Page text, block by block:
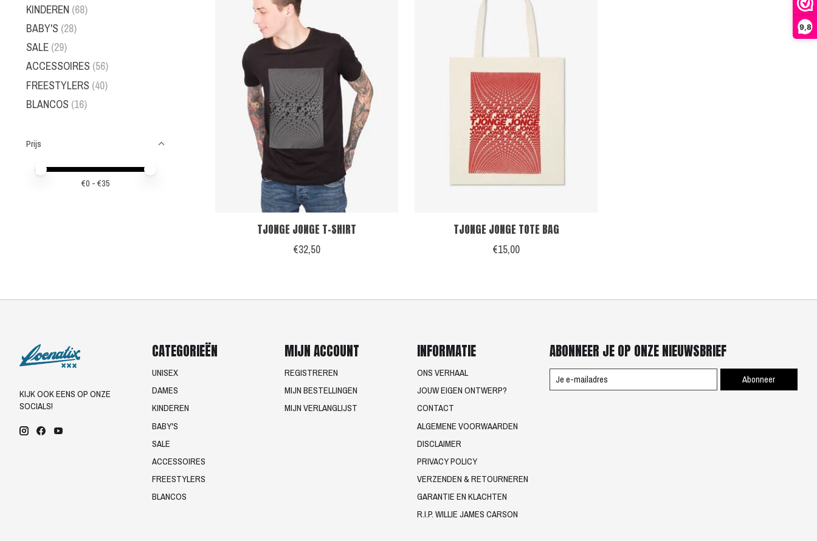
9,8
KINDEREN (68)
BABY'S (28)
SALE (29)
ACCESSOIRES (56)
FREESTYLERS (40)
BLANCOS (16)
Prijs
Minimale prijswaarde
Price maximum value
€0 - €35
TJONGE JONGE T-SHIRT
€32,50
TJONGE JONGE TOTE BAG
€15,00
KIJK OOK EENS OP ONZE
SOCIALS!
CATEGORIEËN
UNISEX
DAMES
KINDEREN
BABY'S
SALE
ACCESSOIRES
FREESTYLERS
BLANCOS
MIJN ACCOUNT
REGISTREREN
MIJN BESTELLINGEN
MIJN VERLANGLIJST
INFORMATIE
ONS VERHAAL
JOUW EIGEN ONTWERP?
CONTACT
ALGEMENE VOORWAARDEN
DISCLAIMER
PRIVACY POLICY
VERZENDEN & RETOURNEREN
GARANTIE EN KLACHTEN
R.I.P. WILLIE JAMES CARSON
ABONNEER JE OP ONZE NIEUWSBRIEF
Abonneer